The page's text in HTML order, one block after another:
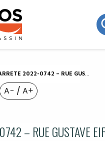
2022-0742 – RUE GUSTAVE EIFFEL
A− / A+
– RUE GUSTAVE